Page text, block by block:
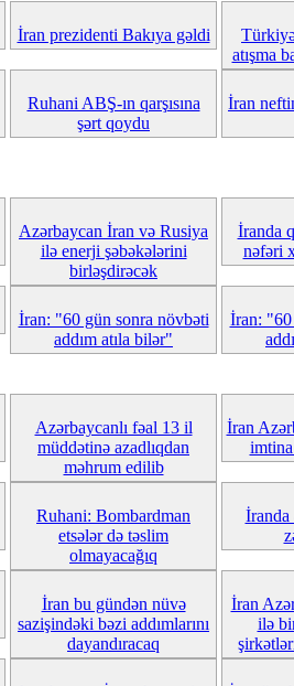
İran prezidenti Bakıya gəldi
atışma
Ruhani ABŞ-ın qarşısına
şərt qoydu
İran
Azərbaycan İran və Rusiya
ilə enerji şəbəkələrini
birləşdirəcək
İranda
nəfəri
İran: "60 gün sonra növbəti
addım atıla bilər"
İran: "60
Azərbaycanlı fəal 13 il
müddətinə azadlıqdan
məhrum edilib
İran
Ruhani: Bombardman
etsələr də təslim
olmayacağıq
İranda
İran bu gündən nüvə
sazişindəki bəzi addımlarını
dayandıracaq
İran
ilə